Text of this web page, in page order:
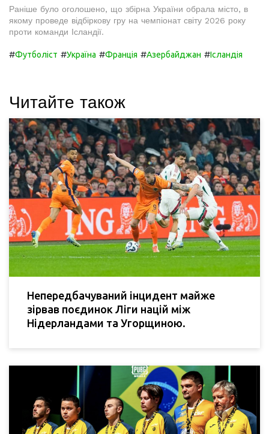
Раніше було оголошено, що збірна України обрала місто, в
якому проведе відбіркову гру на чемпіонат світу 2026 року
проти команди Ісландії.
#Футболіст #Україна #Франція #Азербайджан #Ісландія
Читайте також
Непередбачуваний інцидент майже
зірвав поєдинок Ліги націй між
Нідерландами та Угорщиною.